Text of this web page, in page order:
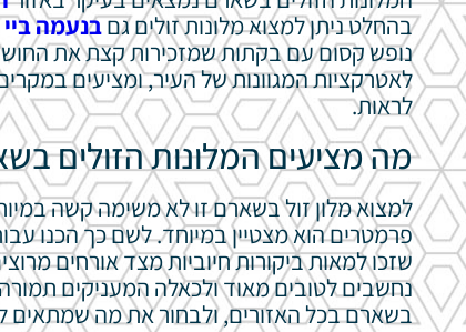
בהחלט ניתן למצוא מלונות זולים גםבנעמה ביי
נופש קסום עם בקתות שמזכירות קצת את
לאטרקציות המגוונות של העיר, ומציעים
לראות.
מה מציעים המלונות הזולים
למצוא מלון זול בשארם זו לא משימה קשה
פרמטרים הוא מצטיין במיוחד. לשם כך הכנו
שזכו למאות ביקורות חיוביות מצד אורחים
נחשבים לטובים מאוד ולכאלה המעניקים
בשארם בכל האזורים, ולבחור את מה שמתאים